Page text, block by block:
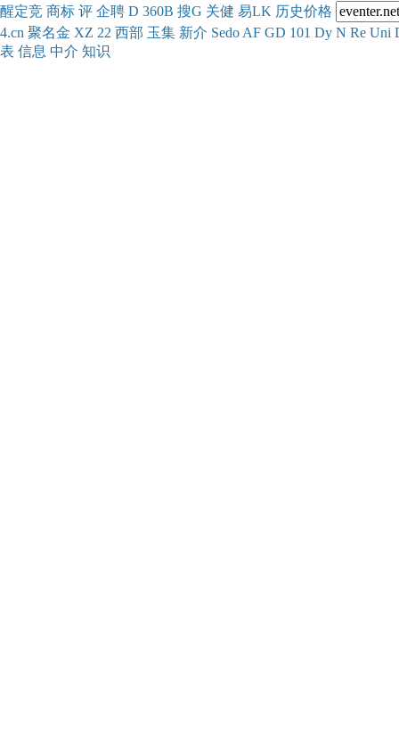
醒定竞 商标 评 企聘 D 360B 搜G 关健 易LK 历史价格
4.cn 聚名金 XZ 22 西部 玉集 新介 Sedo AF GD 101 Dy N Re Uni
表 信息 中介 知识